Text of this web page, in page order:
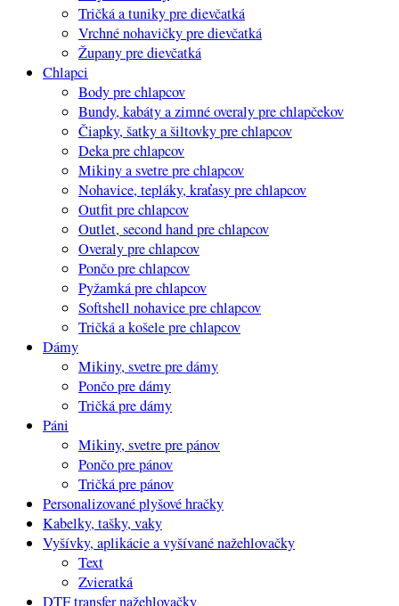
Tričká a tuniky pre dievčatká
Vrchné nohavičky pre dievčatká
Župany pre dievčatká
Chlapci
Body pre chlapcov
Bundy, kabáty a zimné overaly pre chlapčekov
Čiapky, šatky a šiltovky pre chlapcov
Deka pre chlapcov
Mikiny a svetre pre chlapcov
Nohavice, tepláky, kraťasy pre chlapcov
Outfit pre chlapcov
Outlet, second hand pre chlapcov
Overaly pre chlapcov
Pončo pre chlapcov
Pyžamká pre chlapcov
Softshell nohavice pre chlapcov
Tričká a košele pre chlapcov
Dámy
Mikiny, svetre pre dámy
Pončo pre dámy
Tričká pre dámy
Páni
Mikiny, svetre pre pánov
Pončo pre pánov
Tričká pre pánov
Personalizované plyšové hračky
Kabelky, tašky, vaky
Vyšívky, aplikácie a vyšívané nažehlovačky
Text
Zvieratká
DTF transfer nažehlovačky